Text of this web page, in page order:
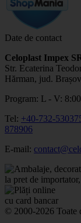
Date de contact
Celoplast Impex
Str. Ecaterina
Hărman, jud.
Program: L - V:
Tel: +40-732-
878906
E-mail:
© 2000-2026 Toate